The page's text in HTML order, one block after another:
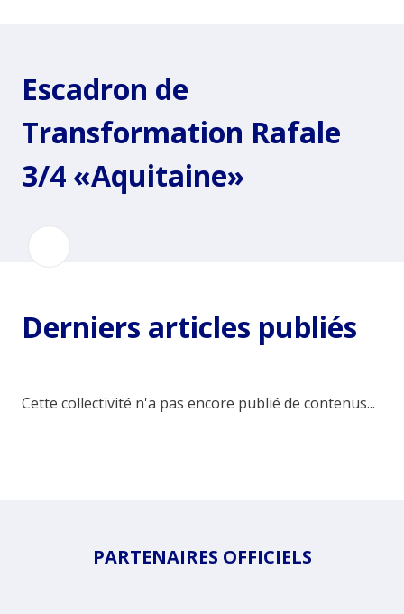
Escadron de
Transformation Rafale
3/4 «Aquitaine»
Derniers articles publiés
Cette collectivité n'a pas encore publié de contenus...
PARTENAIRES OFFICIELS